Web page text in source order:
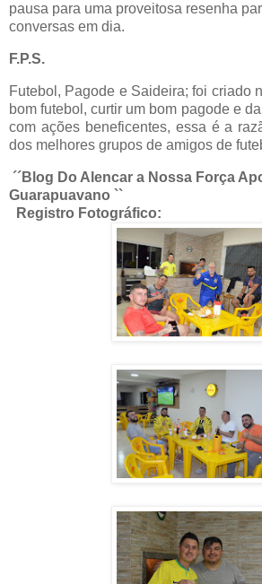
pausa para uma proveitosa resenha
conversas em dia.
F.P.S.
Futebol, Pagode e Saideira; foi criado
bom futebol, curtir um bom pagode e
com ações beneficentes, essa é a
dos melhores grupos de amigos de
´´Blog Do Alencar a Nossa Força
Guarapuavano ``
Registro Fotográfico: